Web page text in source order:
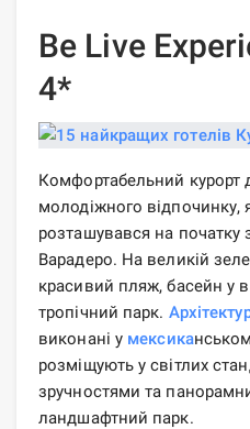
Be Live
4*
Комфортабельний курорт
молодіжного відпочинку,
розташувався на початку
Варадеро. На великій
красивий пляж, басейн у
тропічний парк.
виконані у мексика
розміщують у світлих
зручностями та
ландшафтний парк.